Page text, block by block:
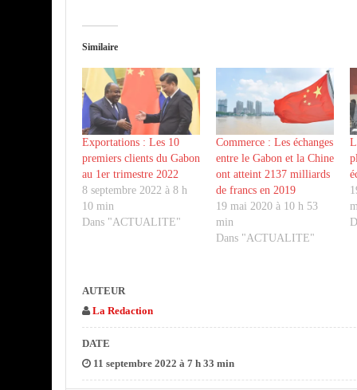
Similaire
Exportations : Les 10
premiers clients du Gabon
au 1er trimestre 2022
8 septembre 2022 à 8 h
10 min
Dans "ACTUALITE"
Commerce : Les échanges
entre le Gabon et la Chine
ont atteint 2137 milliards
de francs en 2019
19 mai 2020 à 10 h 53
min
Dans "ACTUALITE"
AUTEUR
La Redaction
DATE
11 septembre 2022 à 7 h 33 min